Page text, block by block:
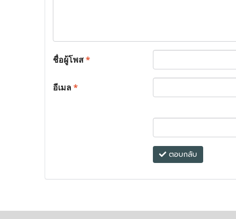
ชื่อผู้โพส*
อีเมล*
ตอบกลับ